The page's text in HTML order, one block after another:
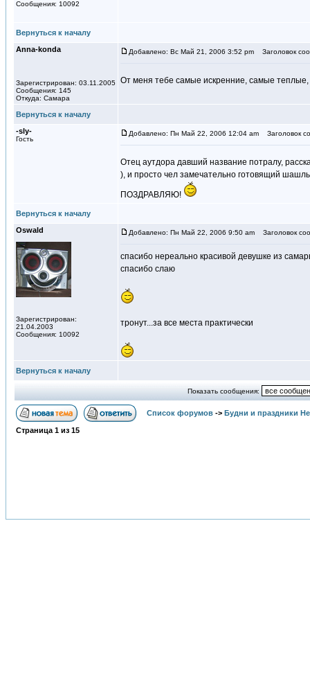
Сообщения: 10092
Вернуться к началу
Anna-konda
Зарегистрирован: 03.11.2005
Сообщения: 145
Откуда: Самара
Добавлено: Вс Май 21, 2006 3:52 pm Заголовок
От меня тебе самые искренние, самые
Вернуться к началу
-sly-
Гость
Добавлено: Пн Май 22, 2006 12:04 am Заголовок
Отец аутдора давший название потралу,
), и просто чел замечательно готовящий
ПОЗДРАВЛЯЮ!
Вернуться к началу
Oswald
Зарегистрирован:
21.04.2003
Сообщения: 10092
Добавлено: Пн Май 22, 2006 9:50 am Заголовок
спасибо нереально красивой девушке из
спасибо слаю
тронут...за все места практически
Вернуться к началу
Показать сообщения:
Список форумов -> Будни и праздники
Страница 1 из 15